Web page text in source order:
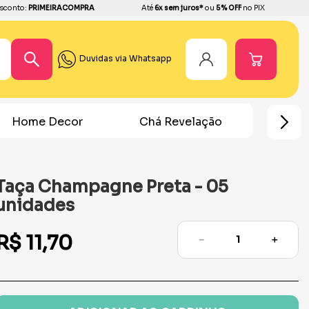
PRIMEIRACOMPRA Até6x sem juros*ou 5% OFFno PIX
Duvidas via Whatsapp
Home Decor Chá Revelação Festa
Champagne Preta - 05
11,70 ＋
－